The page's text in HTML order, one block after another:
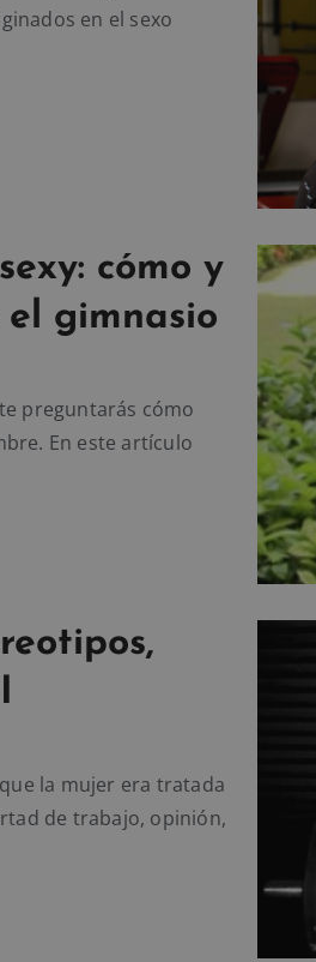
en el sexo
cómo y
gimnasio
preguntarás cómo
En este artículo
la mujer era tratada
de trabajo, opinión,